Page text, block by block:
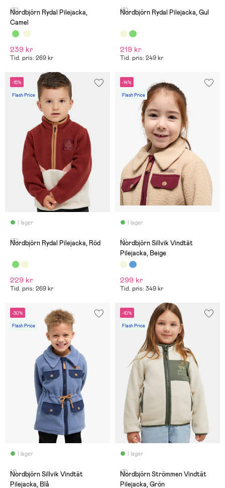
(6)
Nordbjörn Rydal Pilejacka,
Camel
239 kr
Tid. pris: 269 kr
(6)
Nordbjörn Rydal Pilejacka, Gul
219 kr
Tid. pris: 249 kr
-15%
Flash Price
I lager
(6)
Nordbjörn Rydal Pilejacka, Röd
229 kr
Tid. pris: 269 kr
-14%
Flash Price
I lager
(1)
Nordbjörn Sillvik Vindtät
Pilejacka, Beige
299 kr
Tid. pris: 349 kr
-30%
Flash Price
I lager
(1)
Nordbjörn Sillvik Vindtät
Pilejacka, Blå
-10%
Flash Price
I lager
(3)
Nordbjörn Strömmen Vindtät
Pilejacka, Grön